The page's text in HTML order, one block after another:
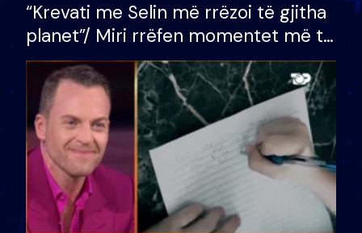
“Krevati me Selin më rrëzoi të gjitha
planet”/ Miri rrëfen momentet më të
bukura në shtëpinë e BB VIP: Do më
mungojë zilja e mëngjesit kur…